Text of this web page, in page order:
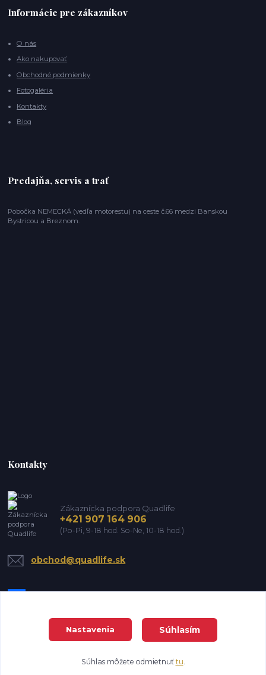
Informácie pre zákazníkov
O nás
Ako nakupovať
Obchodné podmienky
Fotogaléria
Kontakty
Blog
Predajňa, servis a trať
Pobočka NEMECKÁ (vedľa motorestu) na ceste č.66 medzi Banskou
Bystricou a Breznom.
Kontakty
Zákaznícka podpora Quadlife
+421 907 164 906
(Po-Pi, 9-18 hod. So-Ne, 10-18 hod.)
obchod@quadlife.sk
Vytvorené na
Eshop-rychlo.sk
Nastavenia Súhlasím
Súhlas môžete odmietnuť tu